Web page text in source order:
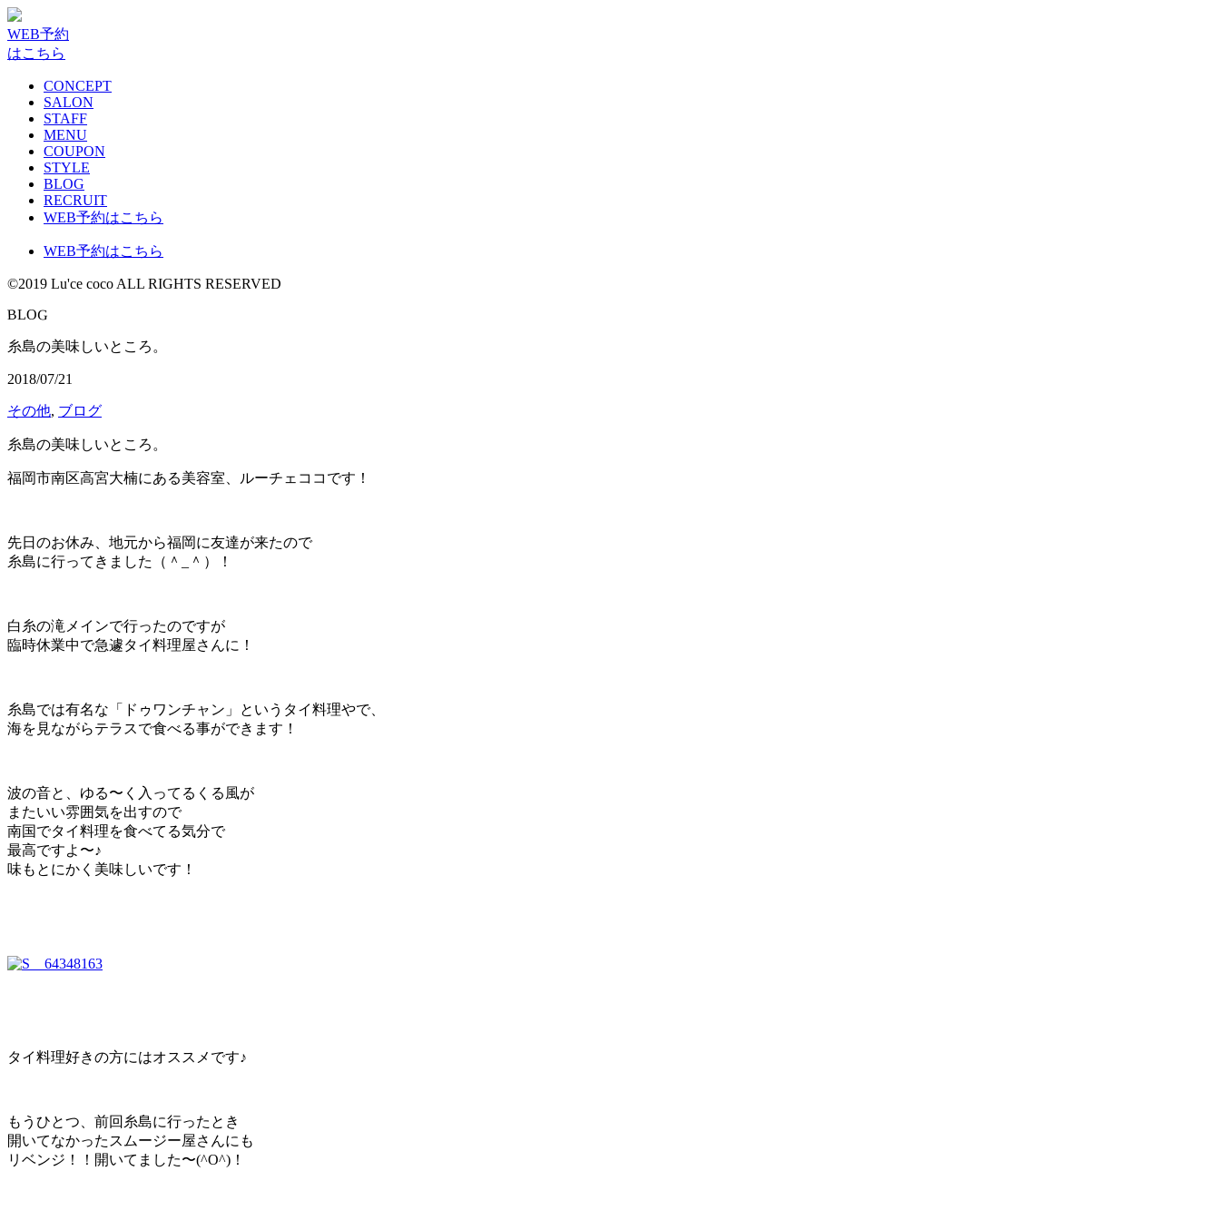
WEB予約
はこちら
CONCEPT
SALON
STAFF
MENU
COUPON
STYLE
BLOG
RECRUIT
WEB予約はこちら
WEB予約はこちら
©2019 Lu'ce coco ALL RIGHTS RESERVED
BLOG
糸島の美味しいところ。
2018/07/21
その他, ブログ
糸島の美味しいところ。
福岡市南区高宮大楠にある美容室、ルーチェココです！
先日のお休み、地元から福岡に友達が来たので
糸島に行ってきました（＾_＾）！
白糸の滝メインで行ったのですが
臨時休業中で急遽タイ料理屋さんに！
糸島では有名な「ドゥワンチャン」というタイ料理やで、
海を見ながらテラスで食べる事ができます！
波の音と、ゆる〜く入ってるくる風が
またいい雰囲気を出すので
南国でタイ料理を食べてる気分で
最高ですよ〜♪
味もとにかく美味しいです！
タイ料理好きの方にはオススメです♪
もうひとつ、前回糸島に行ったとき
開いてなかったスムージー屋さんにも
リベンジ！！開いてました〜(^O^)！